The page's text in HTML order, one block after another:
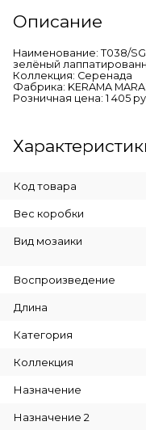
Описание
Наименование: T038/
зелёный
Коллекция: Серенада
Фабрика: KERAMA
Розничная цена: 1 405
Код товара
Вес коробки
Вид мозаики
Воспроизведение
Длина
Категория
Коллекция
Назначение
Назначение 2